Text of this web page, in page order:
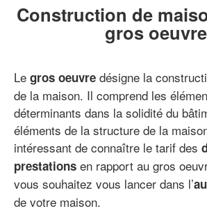
Construction de
gros oeuvre
Le gros oeuvre désigne la
de la maison. Il comprend les
déterminants dans la solidité du
éléments de la structure de la
intéressant de connaître le tarif des
prestations en rapport au gros
vous souhaitez vous lancer dans l’
de votre maison.